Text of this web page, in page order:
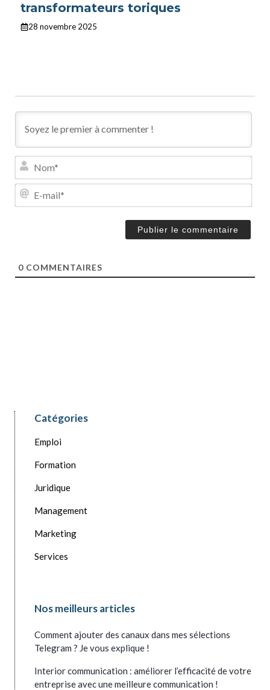
transformateurs toriques
28 novembre 2025
m
0 COMMENTAIRES
Catégories
Emploi
Formation
Juridique
Management
Marketing
Services
Nos meilleurs articles
Comment ajouter des canaux dans mes sélections
Telegram ? Je vous explique !
Interior communication : améliorer l’efficacité de votre
entreprise avec une meilleure communication !